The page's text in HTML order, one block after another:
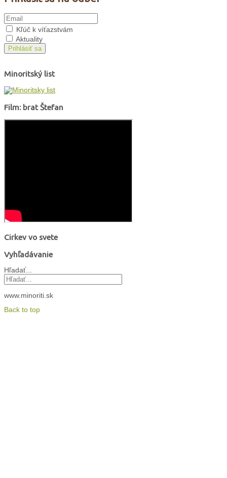
Kľúč k víťazstvám
Aktuality
Prihlásiť sa
Minoritský list
Film: brat Štefan
Cirkev vo svete
Vyhľadávanie
Hľadať...
www.minoriti.sk
Back to top